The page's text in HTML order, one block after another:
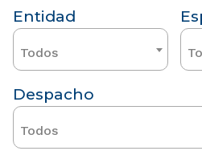
Entidad
Todos
Despacho
Todos